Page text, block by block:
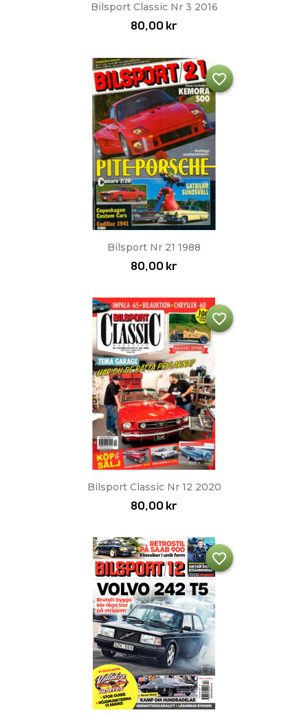
Bilsport Classic Nr 3 2016
80,00 kr
Bilsport Nr 21 1988
80,00 kr
favorite_border
Bilsport Classic Nr 12 2020
80,00 kr
favorite_border
favorite_border